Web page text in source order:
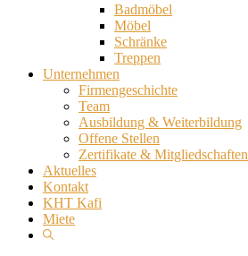
Badmöbel
Möbel
Schränke
Treppen
Unternehmen
Firmengeschichte
Team
Ausbildung & Weiterbildung
Offene Stellen
Zertifikate & Mitgliedschaften
Aktuelles
Kontakt
KHT Kafi
Miete
Show